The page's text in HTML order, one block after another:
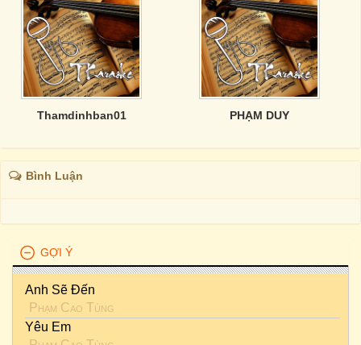
Thamdinhban01 PHẠM DUY
Bình Luận
GỢI Ý
Anh Sẽ Đến
Phạm Cao Tùng
Yêu Em